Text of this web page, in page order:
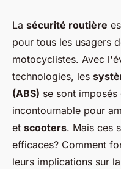
La sécurité routière
pour tous les usagers
motocyclistes. Avec
technologies, les
(ABS) se sont
incontournable pour
et scooters. Mais ces
efficaces? Comment
leurs implications sur la